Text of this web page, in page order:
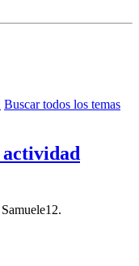
Buscar todos los temas